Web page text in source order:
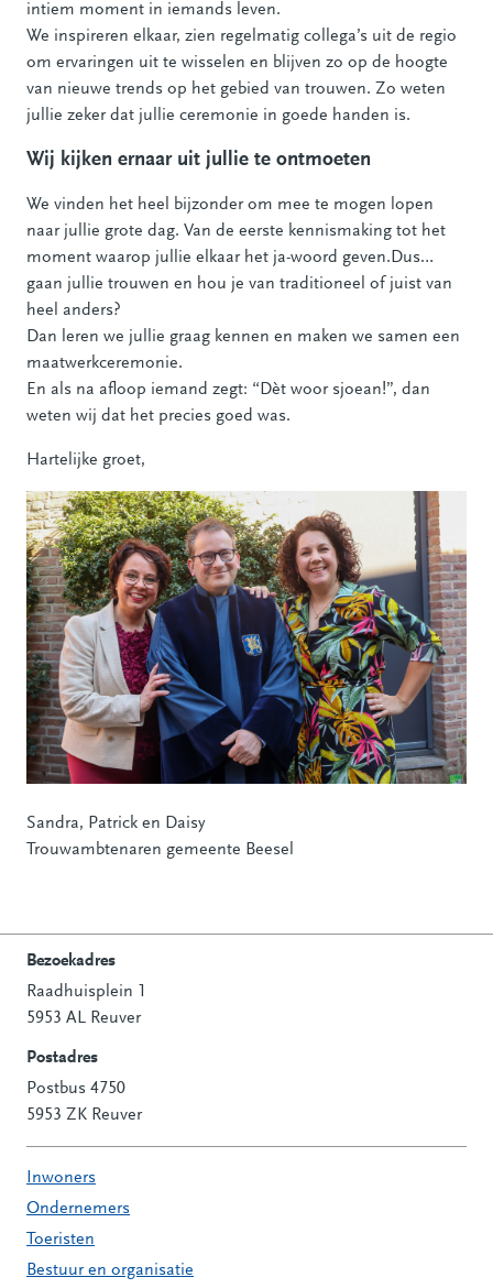
intiem moment in iemands leven.
We inspireren elkaar, zien regelmatig collega’s uit de regio
om ervaringen uit te wisselen en blijven zo op de hoogte
van nieuwe trends op het gebied van trouwen. Zo weten
jullie zeker dat jullie ceremonie in goede handen is.
Wij kijken ernaar uit jullie te ontmoeten
We vinden het heel bijzonder om mee te mogen lopen
naar jullie grote dag. Van de eerste kennismaking tot het
moment waarop jullie elkaar het ja-woord geven.Dus…
gaan jullie trouwen en hou je van traditioneel of juist van
heel anders?
Dan leren we jullie graag kennen en maken we samen een
maatwerkceremonie.
En als na afloop iemand zegt: “Dèt woor sjoean!”, dan
weten wij dat het precies goed was.
Hartelijke groet,
Sandra, Patrick en Daisy
Trouwambtenaren gemeente Beesel
Contactinformatie
Bezoekadres
Raadhuisplein 1
5953 AL Reuver
Postadres
Postbus 4750
5953 ZK Reuver
Inwoners
Ondernemers
Toeristen
Bestuur en organisatie